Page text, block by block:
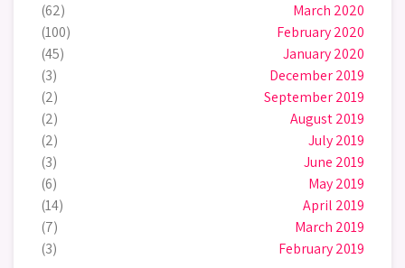
March 2020
(62)
February 2020
(100)
January 2020
(45)
December 2019
(3)
September 2019
(2)
August 2019
(2)
July 2019
(2)
June 2019
(3)
May 2019
(6)
April 2019
(14)
March 2019
(7)
February 2019
(3)